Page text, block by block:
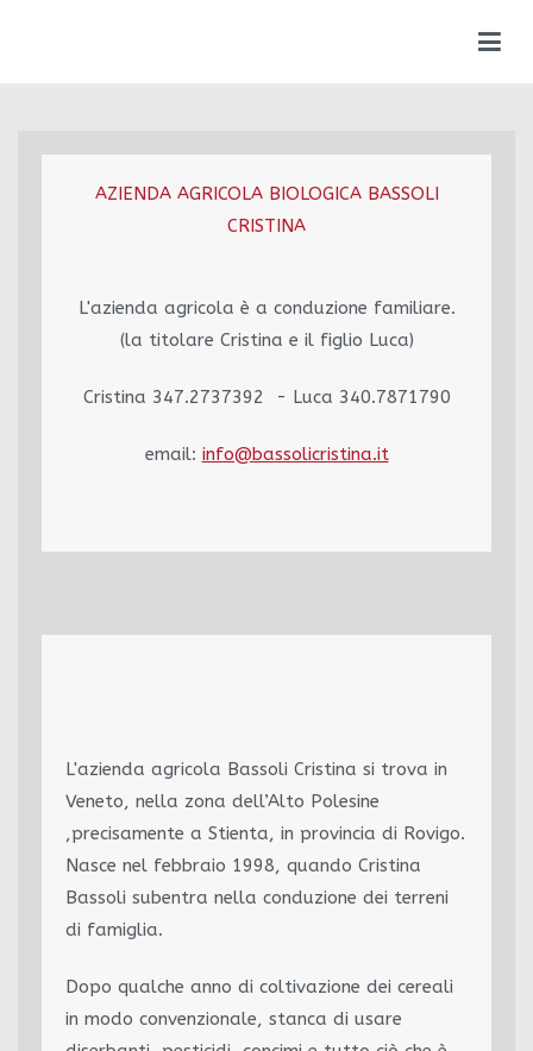
AZIENDA AGRICOLA BIOLOGICA BASSOLI
CRISTINA
L'azienda agricola è a conduzione familiare.
(la titolare Cristina e il figlio Luca)
Cristina 347.2737392 - Luca 340.7871790
email: info@bassolicristina.it
L'azienda agricola Bassoli Cristina si trova in
Veneto, nella zona dell’Alto Polesine
,precisamente a Stienta, in provincia di Rovigo.
Nasce nel febbraio 1998, quando Cristina
Bassoli subentra nella conduzione dei terreni
di famiglia.
Dopo qualche anno di coltivazione dei cereali
in modo convenzionale, stanca di usare